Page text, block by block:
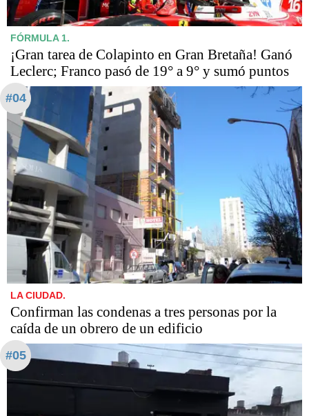
FÓRMULA 1.
¡Gran tarea de Colapinto en Gran Bretaña! Ganó
Leclerc; Franco pasó de 19° a 9° y sumó puntos
#04
LA CIUDAD.
Confirman las condenas a tres personas por la
caída de un obrero de un edificio
#05